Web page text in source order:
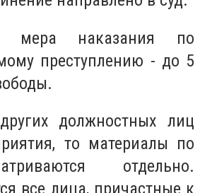
мера наказания по
преступлению - до 5
должностных лиц
то материалы по
отдельно.
все лица, причастные к